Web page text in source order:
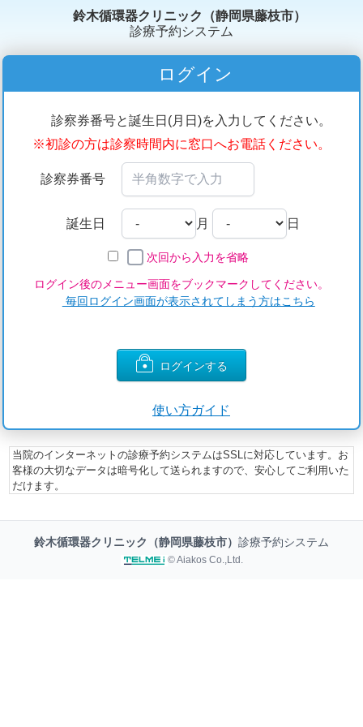
鈴木循環器クリニック（静岡県藤枝市）
診療予約システム
ログイン
診察券番号と誕生日(月日)を入力してください。
※初診の方は診察時間内に窓口へお電話ください。
診察券番号
誕生日 月 日
次回から入力を省略
ログイン後のメニュー画面をブックマークしてください。
毎回ログイン画面が表示されてしまう方はこちら
ログインする
使い方ガイド
当院のインターネットの診療予約システムはSSLに対応しています。お
客様の大切なデータは暗号化して送られますので、安心してご利用いた
だけます。
鈴木循環器クリニック（静岡県藤枝市） 診療予約システム
© Aiakos Co.,Ltd.